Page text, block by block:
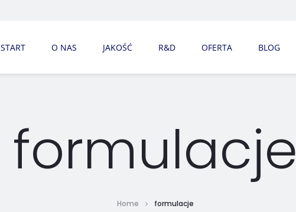
START O NAS JAKOŚĆ R&D OFERTA BLOG
formulacje
Home formulacje